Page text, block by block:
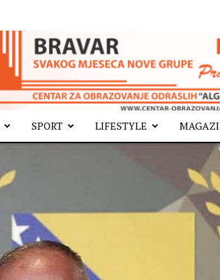
SPORT LIFESTYLE